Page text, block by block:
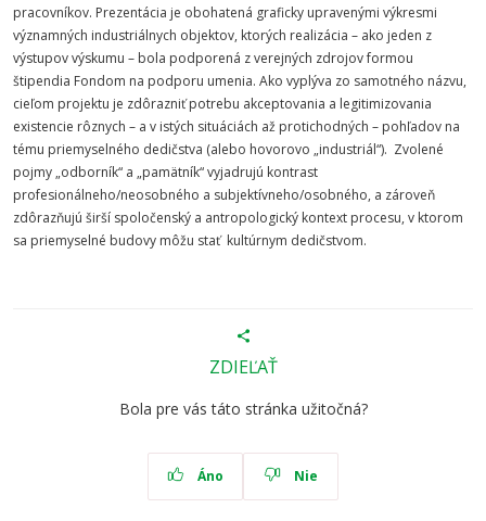
pracovníkov. Prezentácia je obohatená graficky upravenými výkresmi
významných industriálnych objektov, ktorých realizácia – ako jeden z
výstupov výskumu – bola podporená z verejných zdrojov formou
štipendia Fondom na podporu umenia. Ako vyplýva zo samotného názvu,
cieľom projektu je zdôrazniť potrebu akceptovania a legitimizovania
existencie rôznych – a v istých situáciách až protichodných – pohľadov na
tému priemyselného dedičstva (alebo hovorovo „industriál“). Zvolené
pojmy „odborník“ a „pamätník“ vyjadrujú kontrast
profesionálneho/neosobného a subjektívneho/osobného, a zároveň
zdôrazňujú širší spoločenský a antropologický kontext procesu, v ktorom
sa priemyselné budovy môžu stať kultúrnym dedičstvom.
ZDIEĽAŤ
Bola pre vás táto stránka užitočná?
Áno Nie